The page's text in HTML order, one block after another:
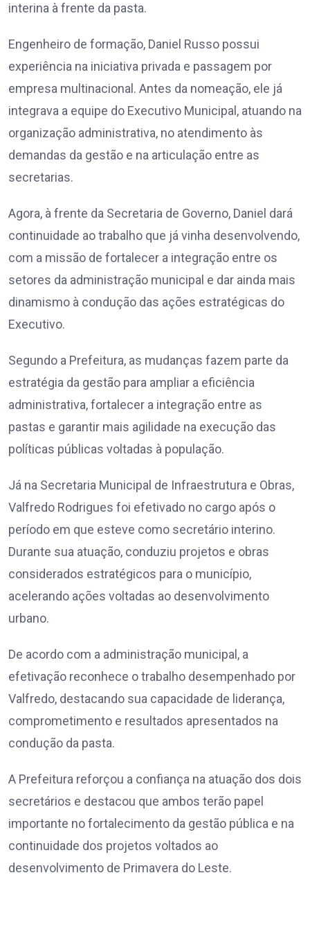
interina à frente da pasta.
Engenheiro de formação, Daniel Russo possui
experiência na iniciativa privada e passagem por
empresa multinacional. Antes da nomeação, ele já
integrava a equipe do Executivo Municipal, atuando na
organização administrativa, no atendimento às
demandas da gestão e na articulação entre as
secretarias.
Agora, à frente da Secretaria de Governo, Daniel dará
continuidade ao trabalho que já vinha desenvolvendo,
com a missão de fortalecer a integração entre os
setores da administração municipal e dar ainda mais
dinamismo à condução das ações estratégicas do
Executivo.
Segundo a Prefeitura, as mudanças fazem parte da
estratégia da gestão para ampliar a eficiência
administrativa, fortalecer a integração entre as
pastas e garantir mais agilidade na execução das
políticas públicas voltadas à população.
Já na Secretaria Municipal de Infraestrutura e Obras,
Valfredo Rodrigues foi efetivado no cargo após o
período em que esteve como secretário interino.
Durante sua atuação, conduziu projetos e obras
considerados estratégicos para o município,
acelerando ações voltadas ao desenvolvimento
urbano.
De acordo com a administração municipal, a
efetivação reconhece o trabalho desempenhado por
Valfredo, destacando sua capacidade de liderança,
comprometimento e resultados apresentados na
condução da pasta.
A Prefeitura reforçou a confiança na atuação dos dois
secretários e destacou que ambos terão papel
importante no fortalecimento da gestão pública e na
continuidade dos projetos voltados ao
desenvolvimento de Primavera do Leste.